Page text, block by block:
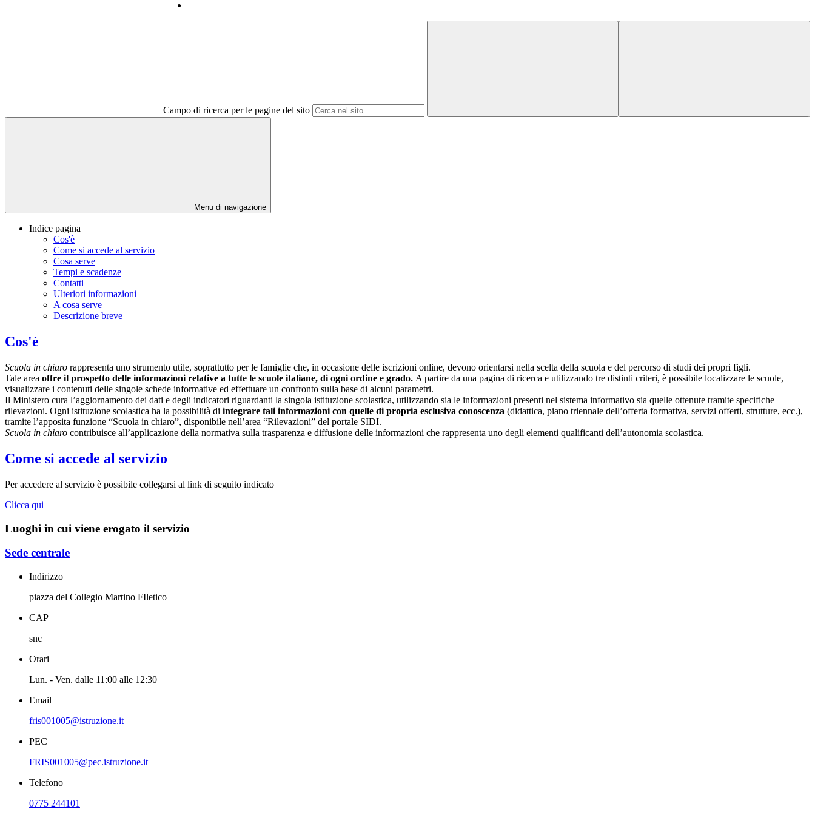
Campo di ricerca per le pagine del sito
Menu di navigazione
Indice pagina
Cos'è
Come si accede al servizio
Cosa serve
Tempi e scadenze
Contatti
Ulteriori informazioni
A cosa serve
Descrizione breve
Cos'è
Scuola in chiaro rappresenta uno strumento utile, soprattutto per le famiglie che, in occasione delle iscrizioni online, devono orientarsi nella scelta della scuola e del percorso di studi dei propri figli.
Tale area offre il prospetto delle informazioni relative a tutte le scuole italiane, di ogni ordine e grado. A partire da una pagina di ricerca e utilizzando tre distinti criteri, è possibile localizzare le scuole,
visualizzare i contenuti delle singole schede informative ed effettuare un confronto sulla base di alcuni parametri.
Il Ministero cura l’aggiornamento dei dati e degli indicatori riguardanti la singola istituzione scolastica, utilizzando sia le informazioni presenti nel sistema informativo sia quelle ottenute tramite specifiche
rilevazioni. Ogni istituzione scolastica ha la possibilità di integrare tali informazioni con quelle di propria esclusiva conoscenza (didattica, piano triennale dell’offerta formativa, servizi offerti, strutture, ecc.),
tramite l’apposita funzione “Scuola in chiaro”, disponibile nell’area “Rilevazioni” del portale SIDI.
Scuola in chiaro contribuisce all’applicazione della normativa sulla trasparenza e diffusione delle informazioni che rappresenta uno degli elementi qualificanti dell’autonomia scolastica.
Come si accede al servizio
Per accedere al servizio è possibile collegarsi al link di seguito indicato
Clicca qui
Luoghi in cui viene erogato il servizio
Sede centrale
Indirizzo
piazza del Collegio Martino FIletico
CAP
snc
Orari
Lun. - Ven. dalle 11:00 alle 12:30
Email
fris001005@istruzione.it
PEC
FRIS001005@pec.istruzione.it
Telefono
0775 244101